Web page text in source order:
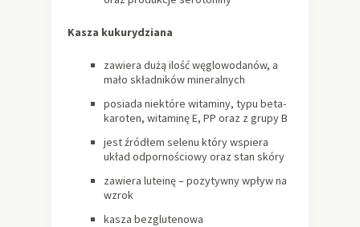
Kasza kukurydziana
zawiera dużą ilość węglowodanów, a
mało składników mineralnych
posiada niektóre witaminy, typu beta-
karoten, witaminę E, PP oraz z grupy B
jest źródłem selenu który wspiera
układ odpornościowy oraz stan skóry
zawiera luteinę – pozytywny wpływ na
wzrok
kasza bezglutenowa